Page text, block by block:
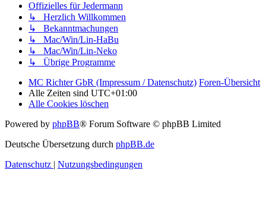
Offizielles für Jedermann
↳ Herzlich Willkommen
↳ Bekanntmachungen
↳ Mac/Win/Lin-HaBu
↳ Mac/Win/Lin-Neko
↳ Übrige Programme
MC Richter GbR (Impressum / Datenschutz) Foren-Übersicht
Alle Zeiten sind UTC+01:00
Alle Cookies löschen
Powered by phpBB® Forum Software © phpBB Limited
Deutsche Übersetzung durch phpBB.de
Datenschutz
Nutzungsbedingungen